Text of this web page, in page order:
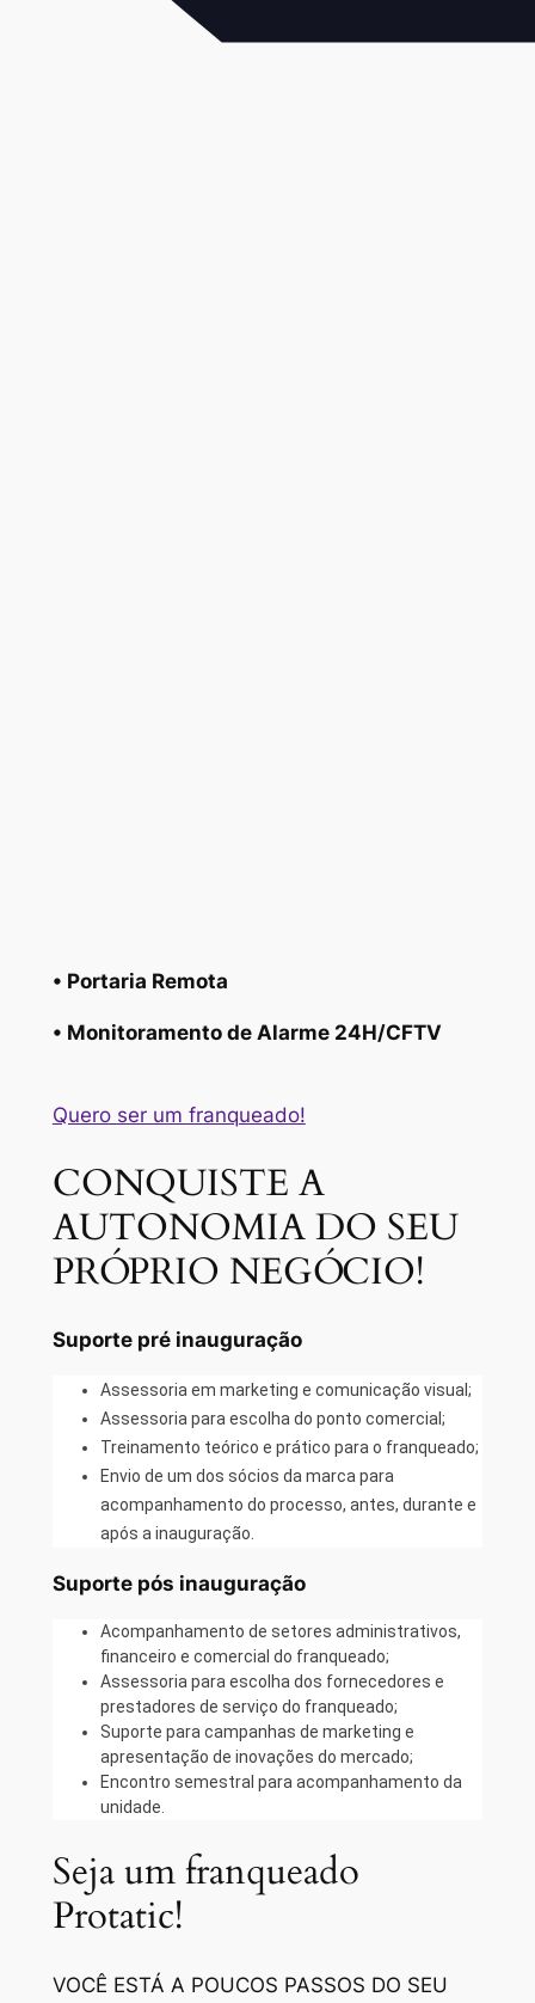
• Portaria Remota
• Monitoramento de Alarme 24H/CFTV
Quero ser um franqueado!
CONQUISTE A
AUTONOMIA DO SEU
PRÓPRIO NEGÓCIO!
Suporte pré inauguração
Assessoria em marketing e comunicação visual;
Assessoria para escolha do ponto comercial;
Treinamento teórico e prático para o franqueado;
Envio de um dos sócios da marca para
acompanhamento do processo, antes, durante e
após a inauguração.
Suporte pós inauguração
Acompanhamento de setores administrativos,
financeiro e comercial do franqueado;
Assessoria para escolha dos fornecedores e
prestadores de serviço do franqueado;
Suporte para campanhas de marketing e
apresentação de inovações do mercado;
Encontro semestral para acompanhamento da
unidade.
Seja um franqueado
Protatic!
VOCÊ ESTÁ A POUCOS PASSOS DO SEU